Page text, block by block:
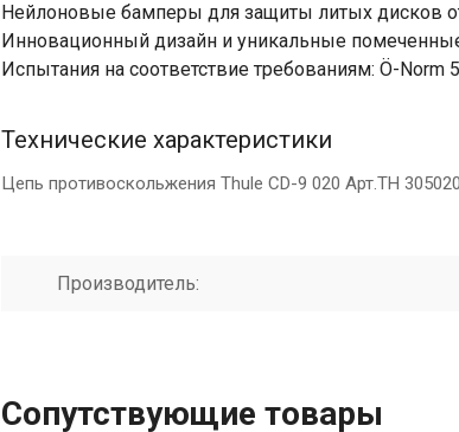
Нейлоновые бамперы для защиты литых дисков
Инновационный дизайн и уникальные
Испытания на соответствие требованиям: Ö-Norm
Технические характеристики
Цепь противоскольжения Thule CD-9 020 Арт.TH 305020
Производитель:
Сопутствующие товары